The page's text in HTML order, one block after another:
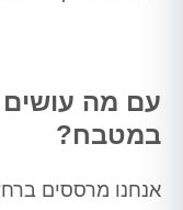
עם מה עושים
במטבח?
אנחנו מרססים